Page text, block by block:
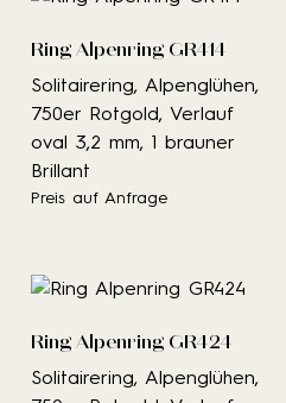
Ring Alpenring GR414
Solitairering, Alpenglühen,
750er Rotgold, Verlauf
oval 3,2 mm, 1 brauner
Brillant
Preis auf Anfrage
Ring Alpenring GR424
Solitairering, Alpenglühen,